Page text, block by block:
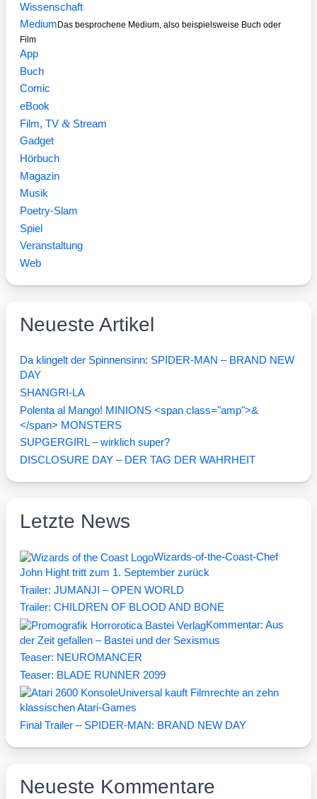
Wissenschaft
Medium Das besprochene Medium, also beispielsweise Buch oder
Film
App
Buch
Comic
eBook
Film, TV&Stream
Gadget
Hörbuch
Magazin
Musik
Poetry-Slam
Spiel
Veranstaltung
Web
Neueste Artikel
Da klingelt der Spinnensinn: SPIDER-MAN – BRAND NEW
DAY
SHANGRI-LA
Polenta al Mango! MINIONS <span class="amp">&
</span> MONSTERS
SUPGERGIRL – wirklich super?
DISCLOSURE DAY – DER TAG DER WAHRHEIT
Letzte News
Wizards-of-the-Coast-Chef
John Hight tritt zum 1. September zurück
Trailer: JUMANJI – OPEN WORLD
Trailer: CHILDREN OF BLOOD AND BONE
Kommentar: Aus
der Zeit gefallen – Bastei und der Sexismus
Teaser: NEUROMANCER
Teaser: BLADE RUNNER 2099
Universal kauft Filmrechte an zehn
klassischen Atari-Games
Final Trailer – SPIDER-MAN: BRAND NEW DAY
Neueste Kommentare